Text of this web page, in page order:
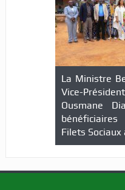
La Ministre
Vice-
Ousmane
Filets Sociaux